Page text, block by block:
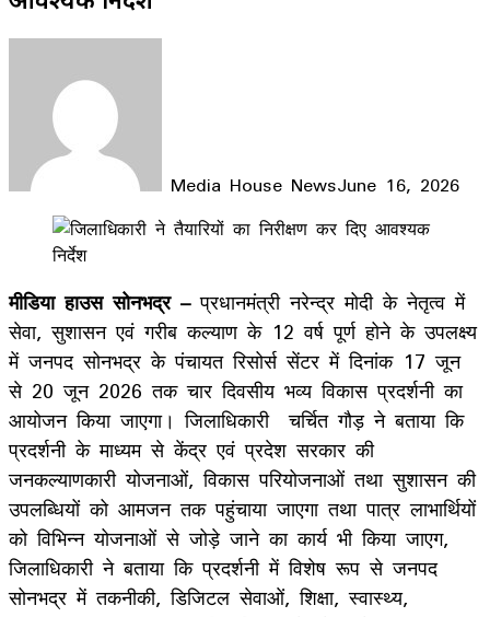
Media House NewsJune 16, 2026
Facebook
LinkedIn
WhatsApp
Telegram
मीडिया हाउस सोनभद्र –प्रधानमंत्री नरेन्द्र मोदी के नेतृत्व में
सेवा, सुशासन एवं गरीब कल्याण के 12 वर्ष पूर्ण होने के उपलक्ष्य
में जनपद सोनभद्र के पंचायत रिसोर्स सेंटर में दिनांक 17 जून
से 20 जून 2026 तक चार दिवसीय भव्य विकास प्रदर्शनी का
आयोजन किया जाएगा। जिलाधिकारी चर्चित गौड़ ने बताया कि
प्रदर्शनी के माध्यम से केंद्र एवं प्रदेश सरकार की
जनकल्याणकारी योजनाओं, विकास परियोजनाओं तथा सुशासन की
उपलब्धियों को आमजन तक पहुंचाया जाएगा तथा पात्र लाभार्थियों
को विभिन्न योजनाओं से जोड़े जाने का कार्य भी किया जाएग,
जिलाधिकारी ने बताया कि प्रदर्शनी में विशेष रूप से जनपद
सोनभद्र में तकनीकी, डिजिटल सेवाओं, शिक्षा, स्वास्थ्य,